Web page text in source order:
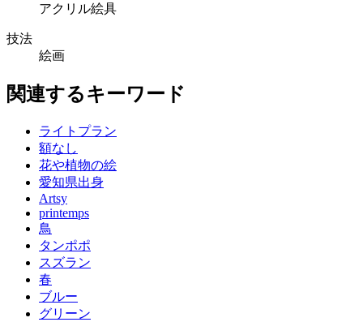
アクリル絵具
技法
絵画
関連するキーワード
ライトプラン
額なし
花や植物の絵
愛知県出身
Artsy
printemps
鳥
タンポポ
スズラン
春
ブルー
グリーン